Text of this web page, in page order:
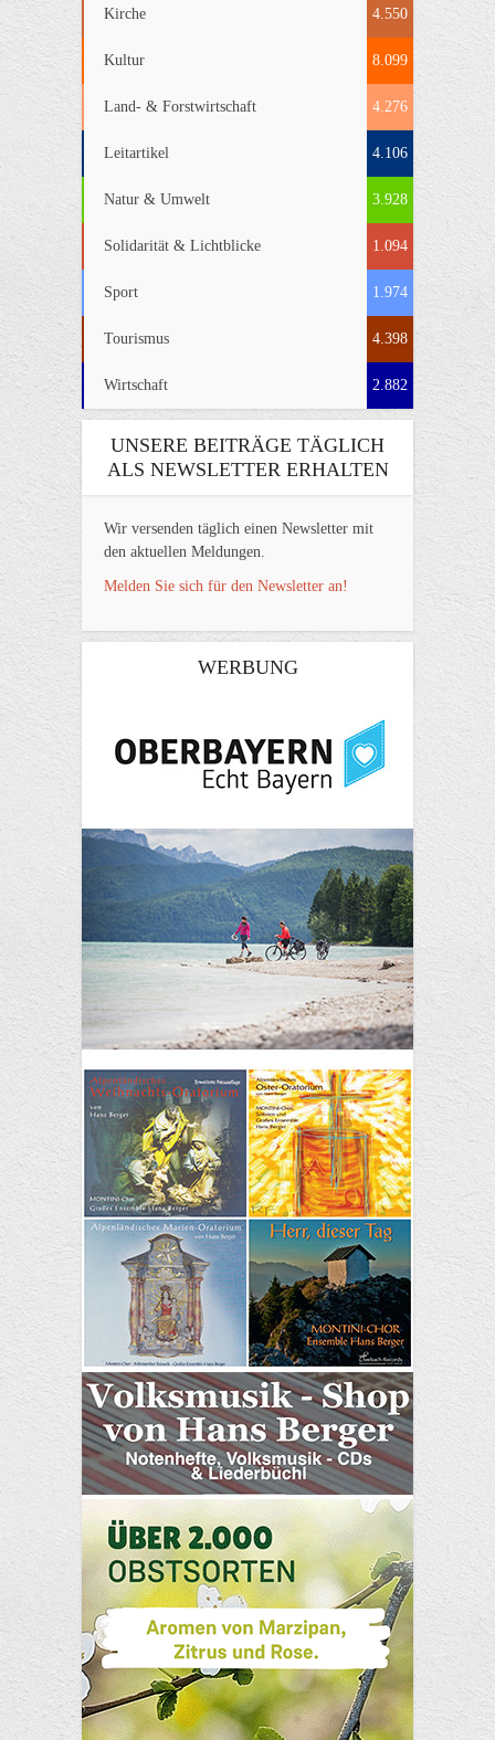
Kirche 4.550
Kultur 8.099
Land- & Forstwirtschaft 4.276
Leitartikel 4.106
Natur & Umwelt 3.928
Solidarität & Lichtblicke 1.094
Sport 1.974
Tourismus 4.398
Wirtschaft 2.882
UNSERE BEITRÄGE TÄGLICH
ALS NEWSLETTER ERHALTEN
Wir versenden täglich einen Newsletter mit
den aktuellen Meldungen.
Melden Sie sich für den Newsletter an!
WERBUNG